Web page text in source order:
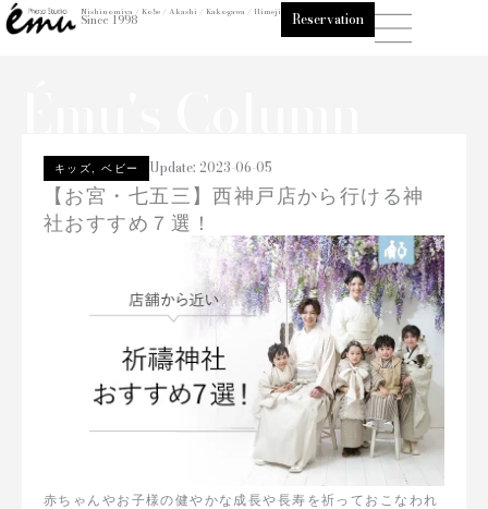
内
容
Nishinomiya / Kobe / Akashi / Kakogawa / Himeji
Since 1998 Reservation
キッズ,ベビー Update: 2023-06-05
【お宮・七五三】西神戸店から行ける神
社おすすめ７選！
赤ちゃんやお子様の健やかな成長や長寿を祈っておこなわれ